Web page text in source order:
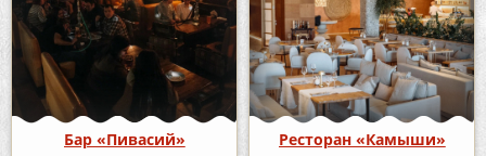
Бар «Пивасий» Ресторан «Камыши»